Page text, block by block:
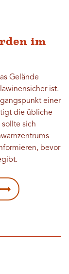
im
Gelände
ist.
einer
die übliche
sich
bevor